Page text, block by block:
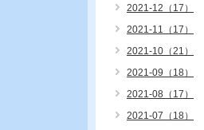
2021-12（17）
2021-11（17）
2021-10（21）
2021-09（18）
2021-08（17）
2021-07（18）